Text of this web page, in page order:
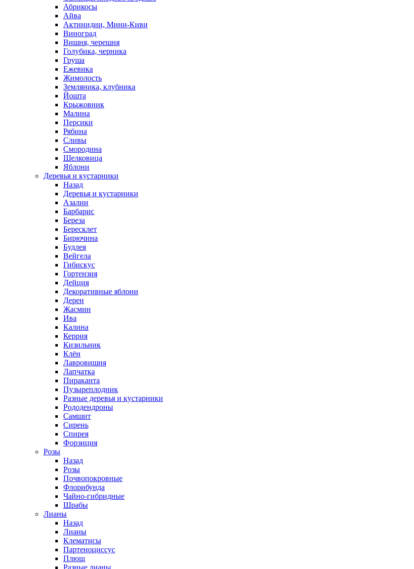
Абрикосы
Айва
Актинидии, Мини-Киви
Виноград
Вишня, черешня
Голубика, черника
Груша
Ежевика
Жимолость
Земляника, клубника
Йошта
Крыжовник
Малина
Персики
Рябина
Сливы
Смородина
Шелковица
Яблони
Деревья и кустарники
Назад
Деревья и кустарники
Азалии
Барбарис
Береза
Бересклет
Бирючина
Будлея
Вейгела
Гибискус
Гортензия
Дейция
Декоративные яблони
Дерен
Жасмин
Ива
Калина
Керрия
Кизильник
Клён
Лавровишня
Лапчатка
Пираканта
Пузыреплодник
Разные деревья и кустарники
Рододендроны
Самшит
Сирень
Спирея
Форзиция
Розы
Назад
Розы
Почвопокровные
Флорибунда
Чайно-гибридные
Шрабы
Лианы
Назад
Лианы
Клематисы
Партеноциссус
Плющ
Разные лианы